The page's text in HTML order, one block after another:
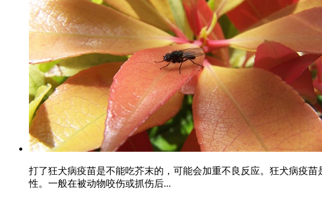
打了狂犬病疫苗是不能吃芥末的，可能会加重不良反应。狂犬病疫
性。一般在被动物咬伤或抓伤后...